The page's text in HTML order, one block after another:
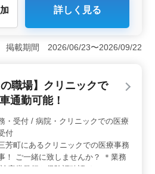
全週休2日制を採用しており、
れており、長期休暇や特別休暇も
りとリフレッシュする時間が確
ムで働きやすい職場環境＞
アットホームな雰囲気の職場
ける環境です。育休・産休制度
フステージに合わせた働き方を
＜車通勤OK＆地域密着の働き
で、通勤の利便性が高いこと
関の制限を気にせず通勤できる
詳しく見る
掲載期間 2026/06/23〜2026/09/22
職場】クリニックで
通勤可能！
クリニックでの医療
付
芳町にあるクリニックでの医療事務
！ ご一緒に致しませんか？ ＊業務
察券発行と保険証確認 カルテの作